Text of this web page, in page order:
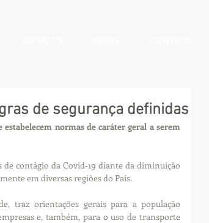
de segurança definidas
normas de caráter geral a serem
contágio da Covid‑19 diante da diminuição
em diversas regiões do País.
traz orientações gerais para a população
e, também, para o uso de transporte